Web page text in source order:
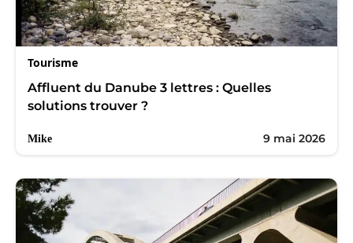
Tourisme
Affluent du Danube 3 lettres : Quelles
solutions trouver ?
Mike 9 mai 2026